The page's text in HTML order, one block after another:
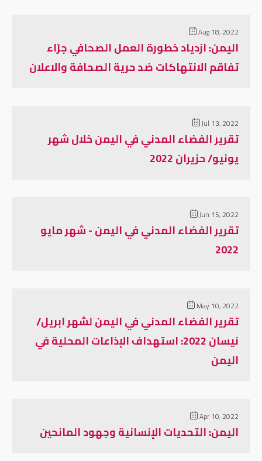
Aug 18, 2022
اليمن: ازدياد خطورة العمل الصحافي جرّاء
تفاقم الانتهاكات ضد حرية الصحافة والاعلان
Jul 13, 2022
تقرير الفضاء المدني في اليمن خلال شهر
يونيو/ حزيران 2022
Jun 15, 2022
تقرير الفضاء المدني في اليمن - شهر مايو
2022
May 10, 2022
تقرير الفضاء المدني في اليمن لشهر ابريل/
نيسان 2022: استهداف الإذاعات المحلية في
اليمن
Apr 10, 2022
اليمن: التحديات الإنسانية وجهود المانحين